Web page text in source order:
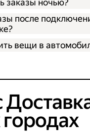
заказы ночью?
после
вещи в